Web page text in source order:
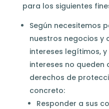
para los siguientes
Según necesitemos
nuestros negocios y
intereses legítimos,
intereses no queden
derechos de
concreto:
Responder a sus